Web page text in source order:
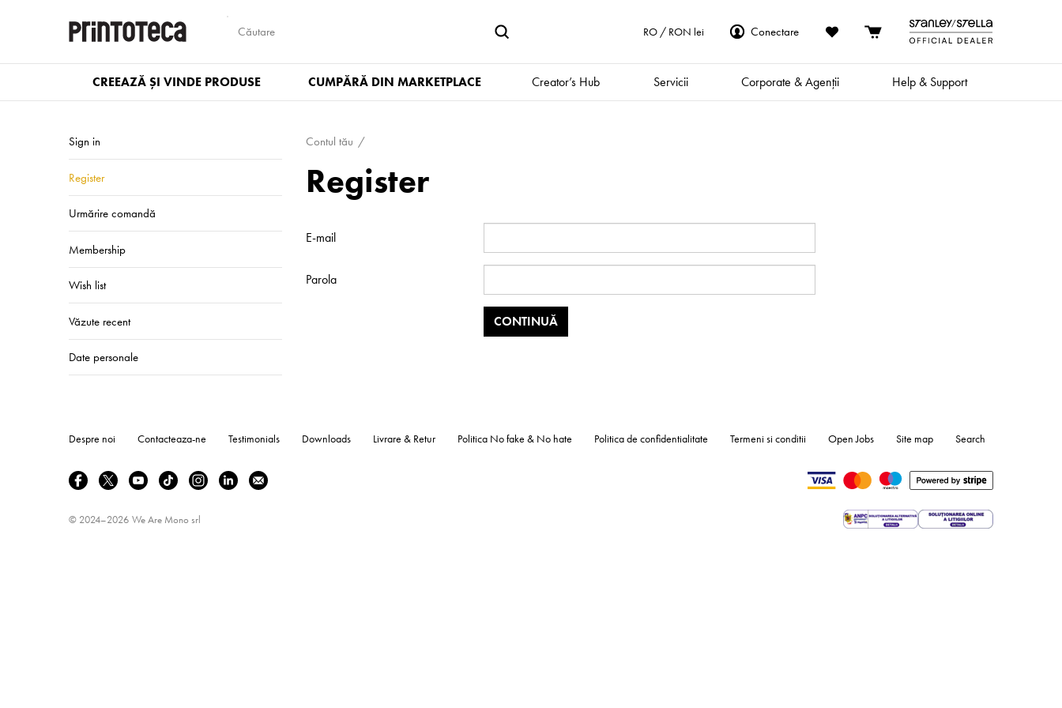
RO / RON lei Conectare
CREEAZĂ ȘI VINDE PRODUSE CUMPĂRĂ DIN MARKETPLACE Creator’s Hub Servicii Corporate & Agenții Help & Support
Sign in
Register
Urmărire comandă
Membership
Wish list
Văzute recent
Date personale
Contul tău
Register
E-mail
Parola
Despre noi Contacteaza-ne Testimonials Downloads Livrare & Retur Politica No fake & No hate Politica de confidentialitate Termeni si conditii Open Jobs Site map Search
© 2024–2026 We Are Mono srl